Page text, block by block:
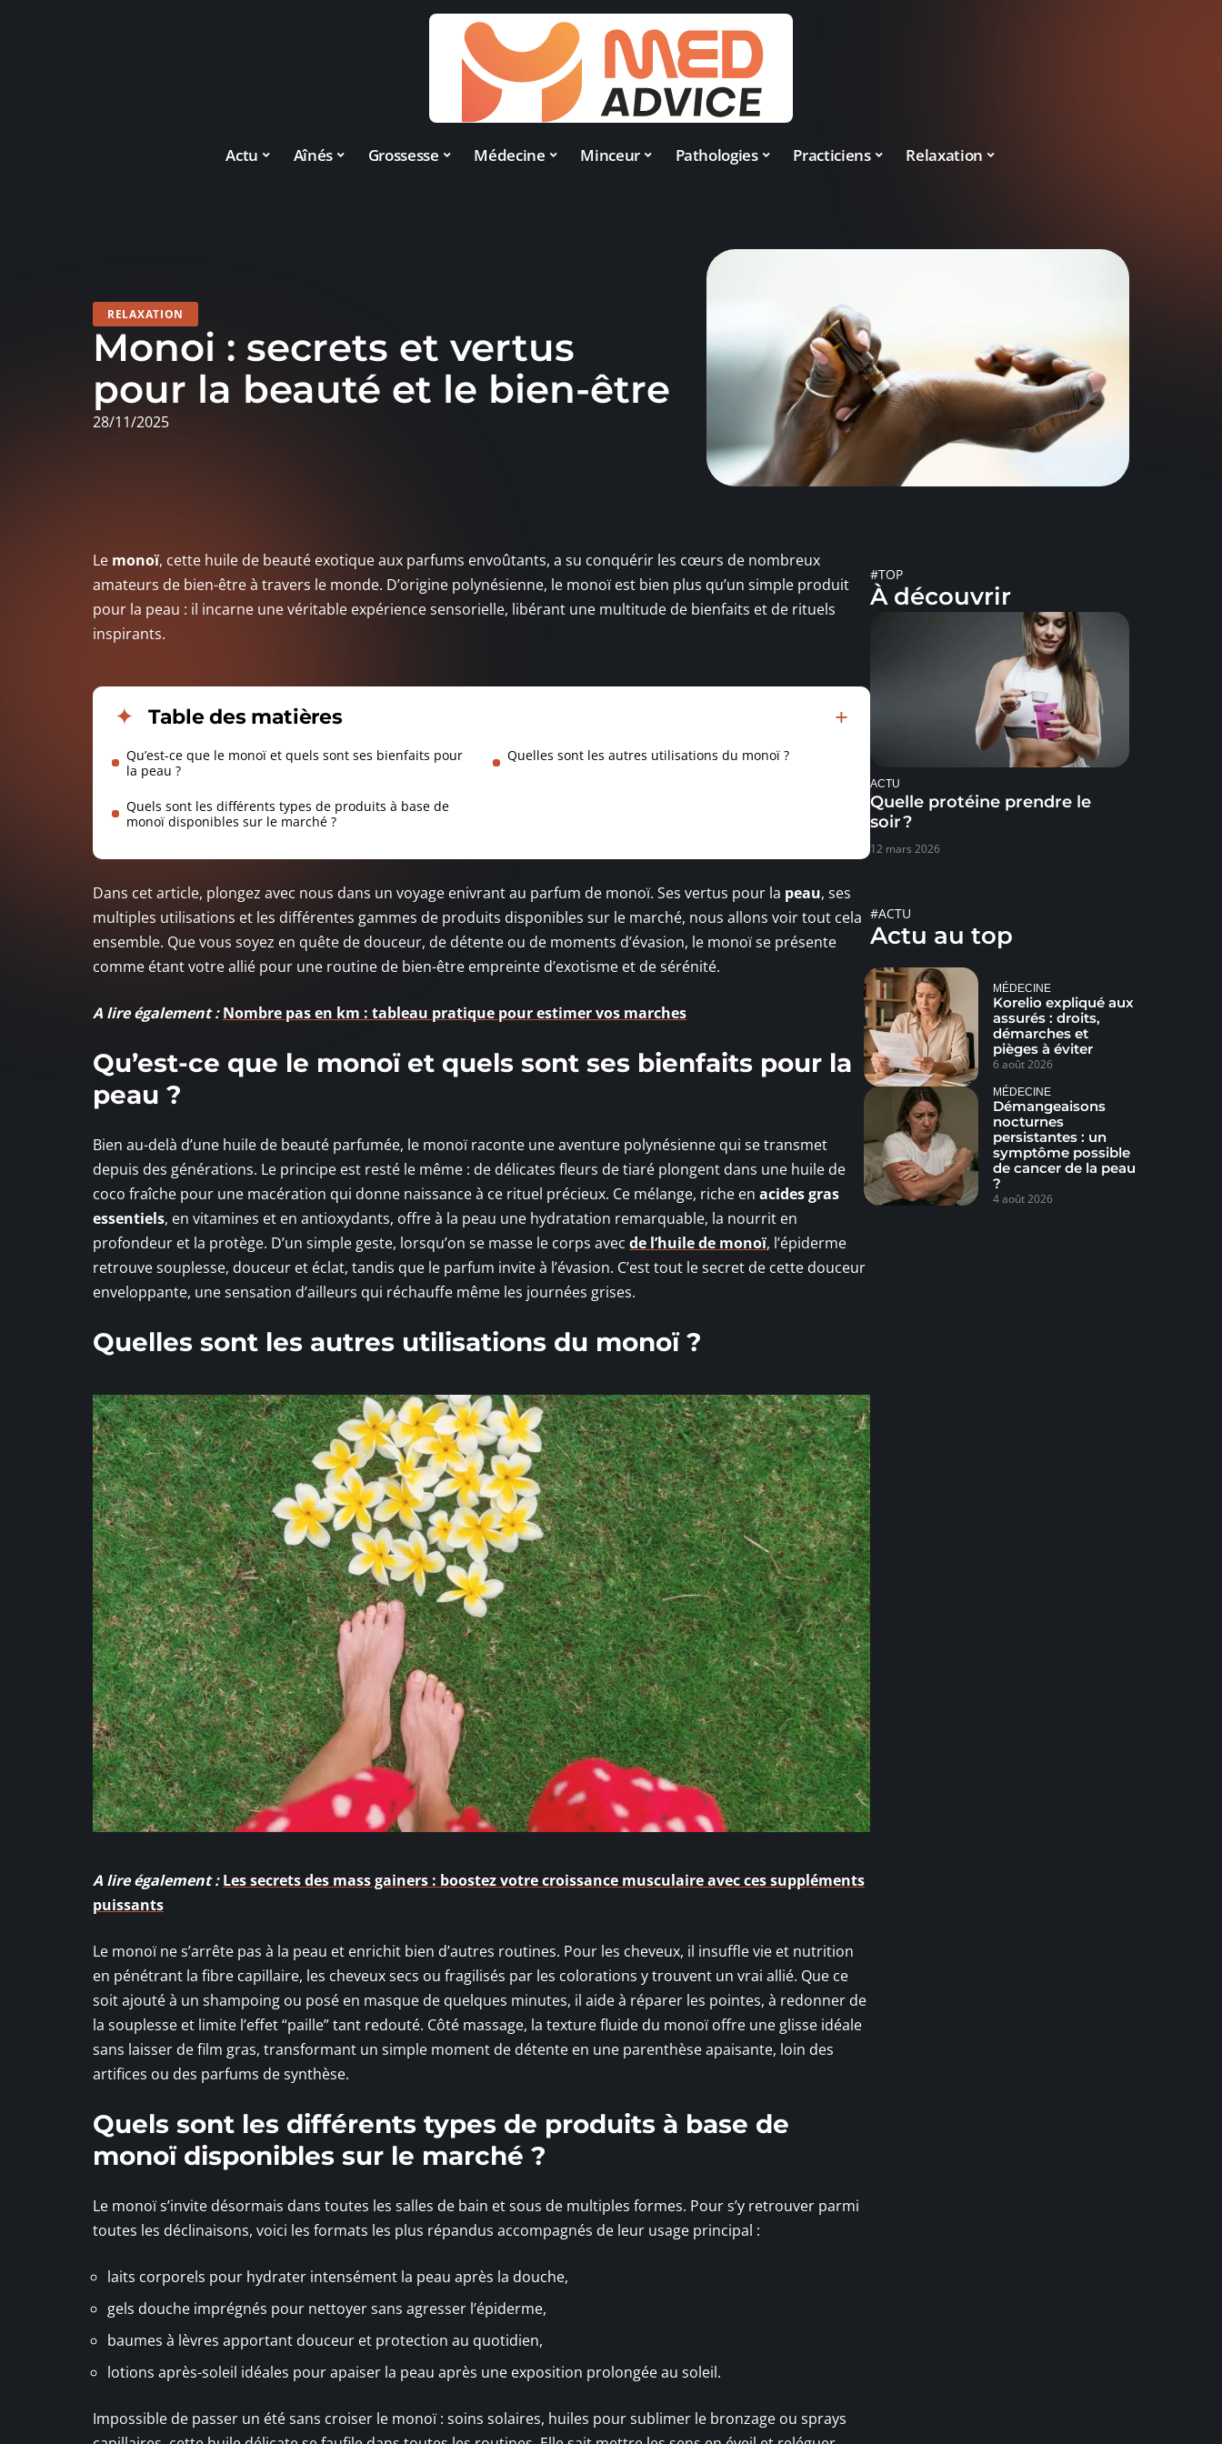
Actu Aînés Grossesse Médecine Minceur Pathologies Practiciens Relaxation
RELAXATION
Monoi : secrets et vertus
pour la beauté et le bien-être
28/11/2025
Le monoï, cette huile de beauté exotique aux parfums envoûtants, a su conquérir les cœurs de nombreux
amateurs de bien-être à travers le monde. D’origine polynésienne, le monoï est bien plus qu’un simple produit
pour la peau : il incarne une véritable expérience sensorielle, libérant une multitude de bienfaits et de rituels
inspirants.
Table des matières
Qu’est-ce que le monoï et quels sont ses bienfaits pour
la peau ?
Quelles sont les autres utilisations du monoï ?
Quels sont les différents types de produits à base de
monoï disponibles sur le marché ?
Dans cet article, plongez avec nous dans un voyage enivrant au parfum de monoï. Ses vertus pour la peau, ses
multiples utilisations et les différentes gammes de produits disponibles sur le marché, nous allons voir tout cela
ensemble. Que vous soyez en quête de douceur, de détente ou de moments d’évasion, le monoï se présente
comme étant votre allié pour une routine de bien-être empreinte d’exotisme et de sérénité.
A lire également : Nombre pas en km : tableau pratique pour estimer vos marches
Qu’est-ce que le monoï et quels sont ses bienfaits pour la
peau ?
Bien au-delà d’une huile de beauté parfumée, le monoï raconte une aventure polynésienne qui se transmet
depuis des générations. Le principe est resté le même : de délicates fleurs de tiaré plongent dans une huile de
coco fraîche pour une macération qui donne naissance à ce rituel précieux. Ce mélange, riche en acides gras
essentiels, en vitamines et en antioxydants, offre à la peau une hydratation remarquable, la nourrit en
profondeur et la protège. D’un simple geste, lorsqu’on se masse le corps avec de l’huile de monoï, l’épiderme
retrouve souplesse, douceur et éclat, tandis que le parfum invite à l’évasion. C’est tout le secret de cette douceur
enveloppante, une sensation d’ailleurs qui réchauffe même les journées grises.
Quelles sont les autres utilisations du monoï ?
A lire également : Les secrets des mass gainers : boostez votre croissance musculaire avec ces suppléments
puissants
Le monoï ne s’arrête pas à la peau et enrichit bien d’autres routines. Pour les cheveux, il insuffle vie et nutrition
en pénétrant la fibre capillaire, les cheveux secs ou fragilisés par les colorations y trouvent un vrai allié. Que ce
soit ajouté à un shampoing ou posé en masque de quelques minutes, il aide à réparer les pointes, à redonner de
la souplesse et limite l’effet “paille” tant redouté. Côté massage, la texture fluide du monoï offre une glisse idéale
sans laisser de film gras, transformant un simple moment de détente en une parenthèse apaisante, loin des
artifices ou des parfums de synthèse.
Quels sont les différents types de produits à base de
monoï disponibles sur le marché ?
Le monoï s’invite désormais dans toutes les salles de bain et sous de multiples formes. Pour s’y retrouver parmi
toutes les déclinaisons, voici les formats les plus répandus accompagnés de leur usage principal :
laits corporels pour hydrater intensément la peau après la douche,
gels douche imprégnés pour nettoyer sans agresser l’épiderme,
baumes à lèvres apportant douceur et protection au quotidien,
lotions après-soleil idéales pour apaiser la peau après une exposition prolongée au soleil.
Impossible de passer un été sans croiser le monoï : soins solaires, huiles pour sublimer le bronzage ou sprays
#TOP
À découvrir
ACTU
Quelle protéine prendre le
soir ?
12 mars 2026
#ACTU
Actu au top
MÉDECINE
Korelio expliqué aux
assurés : droits,
démarches et
pièges à éviter
6 août 2026
MÉDECINE
Démangeaisons
nocturnes
persistantes : un
symptôme possible
de cancer de la peau
?
4 août 2026